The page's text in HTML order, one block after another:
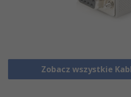
Zobacz wszystkie